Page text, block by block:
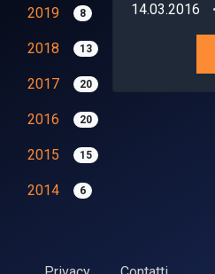
2019 8
2018 13
2017 20
2016 20
2015 15
2014 6
14.03.2016